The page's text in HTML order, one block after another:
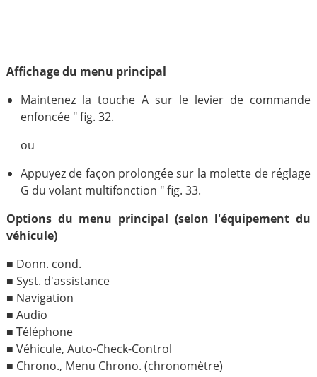
Affichage du menu principal
Maintenez la touche A sur le levier de commande
enfoncée " fig. 32.
ou
Appuyez de façon prolongée sur la molette de réglage
G du volant multifonction " fig. 33.
Options du menu principal (selon l'équipement du
véhicule)
■ Donn. cond.
■ Syst. d'assistance
■ Navigation
■ Audio
■ Téléphone
■ Véhicule, Auto-Check-Control
■ Chrono., Menu Chrono. (chronomètre)